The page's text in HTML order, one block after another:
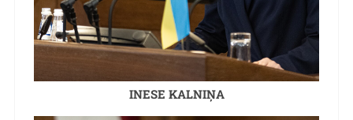
INESE KALNIŅA